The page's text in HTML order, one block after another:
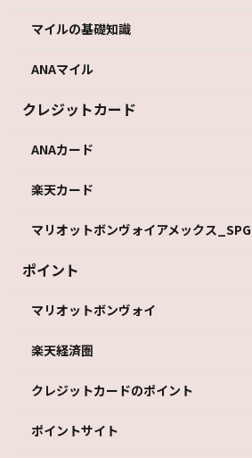
マイルの基礎知識
ANAマイル
クレジットカード
ANAカード
楽天カード
マリオットボンヴォイアメックス_SPG
ポイント
マリオットボンヴォイ
楽天経済圏
クレジットカードのポイント
ポイントサイト